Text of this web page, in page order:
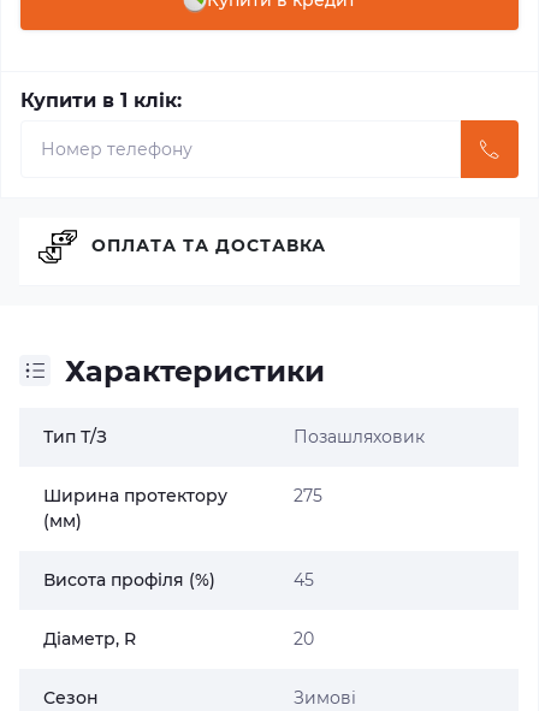
Купити в 1 клік:
Характеристики
Тип Т/З Позашляховик
Ширина протектору
(мм)
275
Висота профіля (%) 45
Діаметр, R 20
Сезон Зимові
ОПЛАТА ТА ДОСТАВКА